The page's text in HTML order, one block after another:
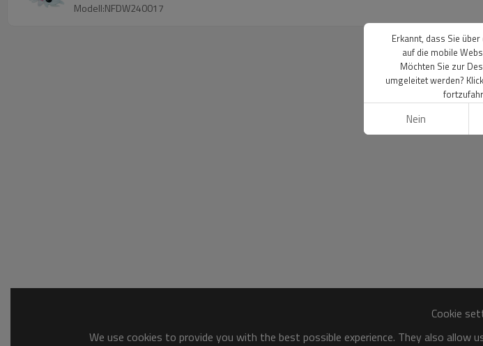
Modell:NFDW240017
Cookie
We use cookies to provide you with the best possible experience. They also
Erkannt, dass Sie
auf die mobile
Möchten Sie zur
umgeleitet werden?
Nein